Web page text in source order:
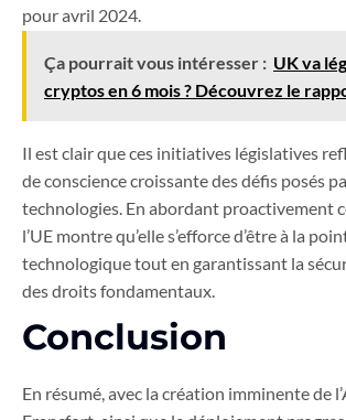
pour avril 2024.
Ça pourrait vous intéresser : UK va
cryptos en 6 mois ? Découvrez le
Il est clair que ces initiatives législatives
de conscience croissante des défis posés
technologies. En abordant proactivement
l’UE montre qu’elle s’efforce d’être à la
technologique tout en garantissant la
des droits fondamentaux.
Conclusion
En résumé, avec la création imminente de